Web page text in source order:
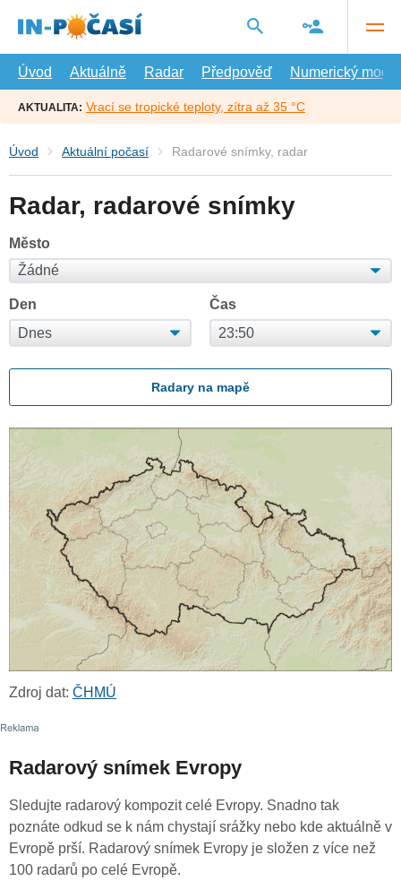
hlavní
Úvod
Aktuálně Radar Předpověď Numerický model
AKTUALITA: Vrací se tropické teploty, zítra až 35 °C
Úvod Aktuální počasí Radarové snímky, radar
Radar, radarové snímky
Město
Den Čas
Radary na mapě
Zdroj dat: ČHMÚ
Radarový snímek Evropy
Sledujte radarový kompozit celé Evropy. Snadno tak
poznáte odkud se k nám chystají srážky nebo kde aktuálně v
Evropě prší. Radarový snímek Evropy je složen z více než
100 radarů po celé Evropě.